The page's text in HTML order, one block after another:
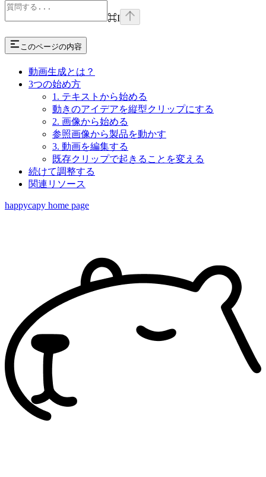
⌘I
このページの内容
動画生成とは？
3つの始め方
1. テキストから始める
動きのアイデアを縦型クリップにする
2. 画像から始める
参照画像から製品を動かす
3. 動画を編集する
既存クリップで起きることを変える
続けて調整する
関連リソース
happycapy home page